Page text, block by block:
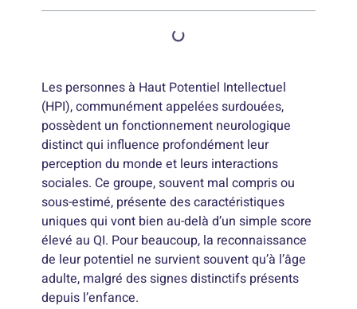
Les personnes à Haut Potentiel Intellectuel
(HPI), communément appelées surdouées,
possèdent un fonctionnement neurologique
distinct qui influence profondément leur
perception du monde et leurs interactions
sociales. Ce groupe, souvent mal compris ou
sous-estimé, présente des caractéristiques
uniques qui vont bien au-delà d’un simple score
élevé au QI. Pour beaucoup, la reconnaissance
de leur potentiel ne survient souvent qu’à l’âge
adulte, malgré des signes distinctifs présents
depuis l’enfance.